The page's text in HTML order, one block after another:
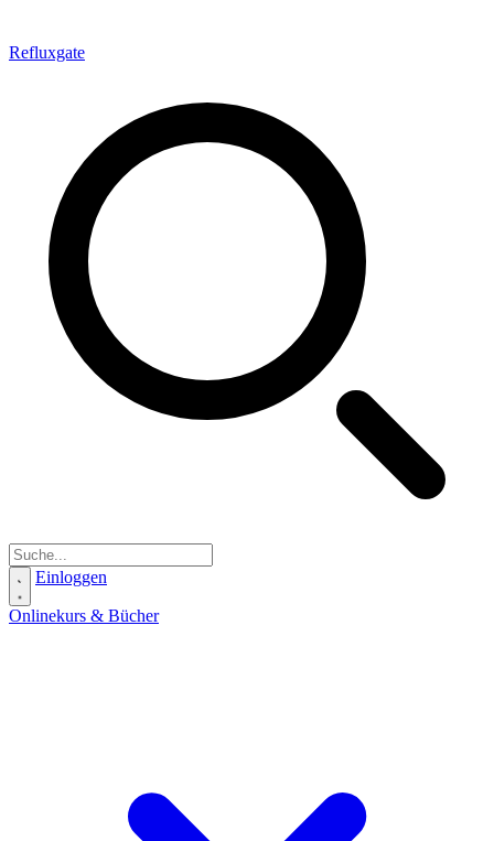
Refluxgate
Einloggen
Onlinekurs & Bücher